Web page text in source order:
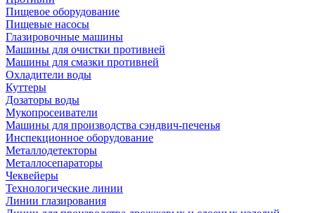
Пищевое оборудование
Пищевые насосы
Глазировочные машины
Машины для очистки противней
Машины для смазки противней
Охладители воды
Куттеры
Дозаторы воды
Мукопросеиватели
Машины для производства сэндвич-печенья
Инспекционное оборудование
Металлодетекторы
Металлосепараторы
Чеквейеры
Технологические линии
Линии глазирования